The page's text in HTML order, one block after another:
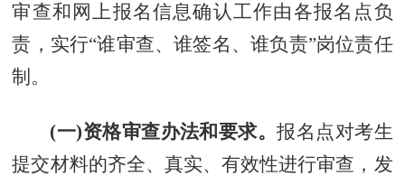
审查和网上报名信息确认工作由各报名点负
责，实行“谁审查、谁签名、谁负责”岗位责任
制。
(一)资格审查办法和要求。报名点对考生
提交材料的齐全、真实、有效性进行审查，发